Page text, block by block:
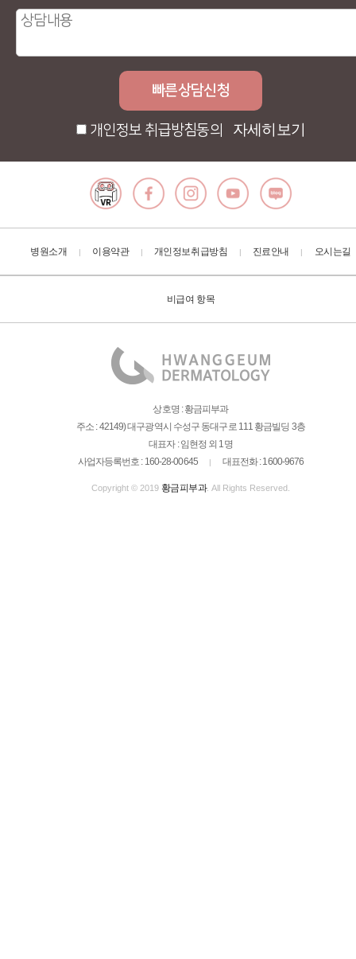
개인정보 취급방침동의 자세히보기
병원소개 | 이용약관 | 개인정보취급방침 | 진료안내 | 오시는길
비급여 항목
상호명 : 황금피부과
주소 : 42149) 대구광역시 수성구 동대구로 111 황금빌딩 3층
대표자 : 임현정 외 1명
사업자등록번호 : 160-28-00645
| 대표전화 : 1600-9676
Copyright © 2019 황금피부과. All Rights Reserved.